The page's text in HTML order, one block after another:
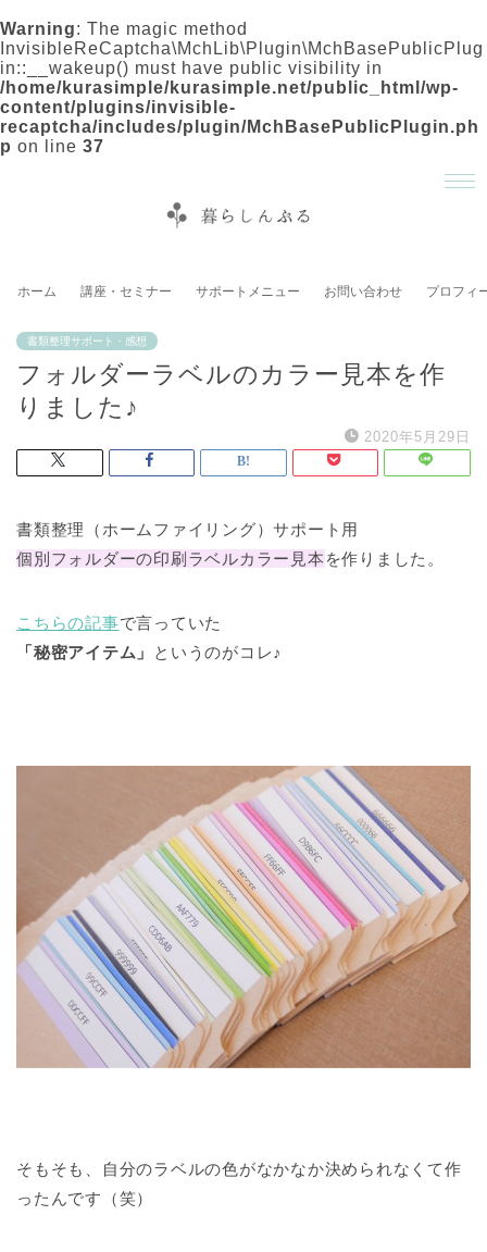
Warning: The magic method
InvisibleReCaptcha\MchLib\Plugin\MchBasePublicPlug
in::__wakeup() must have public visibility in
/home/kurasimple/kurasimple.net/public_html/wp-
content/plugins/invisible-
recaptcha/includes/plugin/MchBasePublicPlugin.ph
p on line 37
ホーム 講座・セミナー サポートメニュー お問い合わせ プロフィ
書類整理サポート・感想
フォルダーラベルのカラー見本を作
りました♪
2020年5月29日
書類整理（ホームファイリング）サポート用
個別フォルダーの印刷ラベルカラー見本 を作りました。
こちらの記事で言っていた
「秘密アイテム」
というのがコレ♪
そもそも、自分のラベルの色がなかなか決められなくて作
ったんです（笑）